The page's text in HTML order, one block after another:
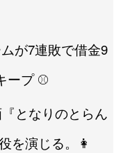
が7連敗で借金9
ープ ⚾️
となりのとらん
を演じる。👩